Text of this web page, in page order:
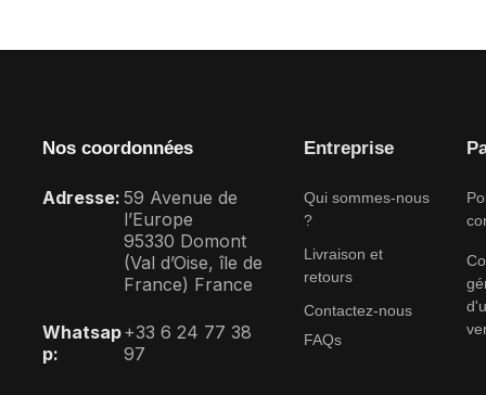
Nos coordonnées
Adresse: 59 Avenue de
l’Europe
95330 Domont
(Val d’Oise, île de
France) France
Whatsap
p:
+33 6 24 77 38
97
Entreprise
Qui sommes-nous
?
Livraison et
retours
Contactez-nous
FAQs